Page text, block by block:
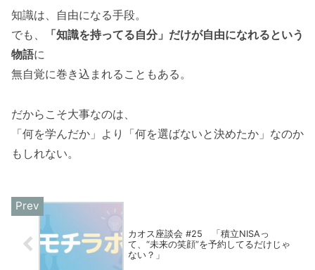
知識は、自由になる手段。
でも、
「知識を持ってる自分」だけが自由になれるという
物語に
無自覚に巻き込まれることもある。
だからこそ大事なのは、
「何を学んだか」より「何を選ばないと決めたか」なのか
もしれない。
カオス座談会 #25 「積立NISAっ
て、“未来の笑顔”を予約してるだけじゃ
ない？」